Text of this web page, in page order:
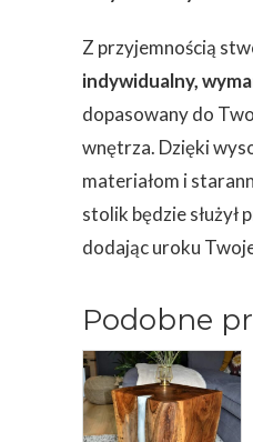
Z przyjemnością
indywidualny,
dopasowany do
wnętrza. Dzięki
materiałom i
stolik będzie służył
dodając uroku
Podobne